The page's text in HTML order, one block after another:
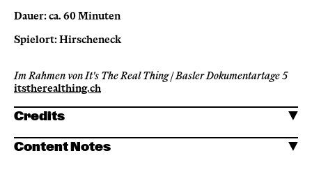
Dauer: ca. 60 Minuten
Spielort: Hirscheneck
Im Rahmen von It's The Real Thing | Basler Dokumentartage 5
itstherealthing.ch
Credits
Content Notes